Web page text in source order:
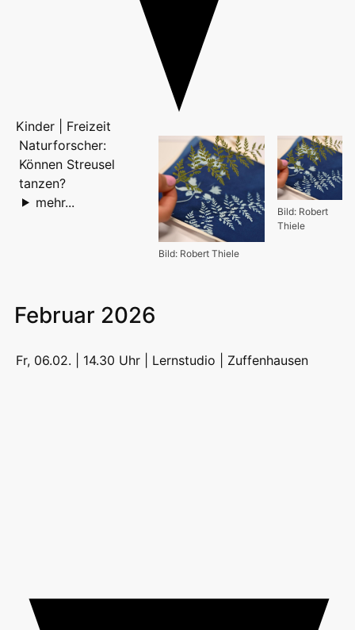
Kinder | Freizeit
Bild: Robert
Thiele
Bild: Robert Thiele
Naturforscher:
Können Streusel
tanzen?
mehr...
Februar 2026
Fr, 06.02. | 14.30 Uhr | Lernstudio | Zuffenhausen